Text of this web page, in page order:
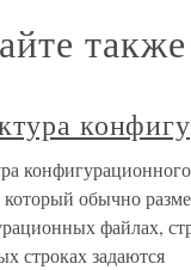
также
обычно
файлах,
строках задаются